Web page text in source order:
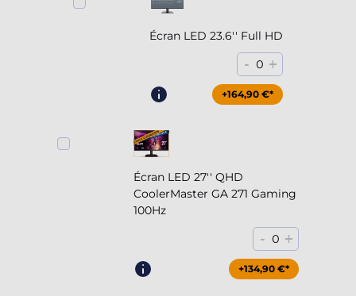
Écran LED 23.6'' Full HD
- 0 +
+164,90 €*
Écran LED 27'' QHD
CoolerMaster GA 271 Gaming
100Hz
- 0 +
+204,90 €*
+134,90 €*